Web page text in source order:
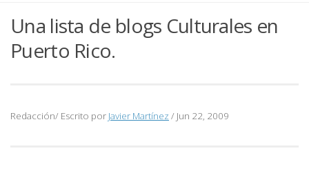
Una lista de blogs Culturales en
Puerto Rico.
Redacción/ Escrito por Javier Martínez / Jun 22, 2009